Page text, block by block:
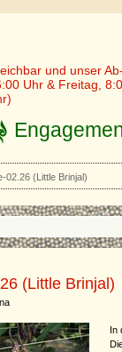
und unser
Uhr & Freitag,
02.26 (Little Brinjal)
(Little Brinjal)
In